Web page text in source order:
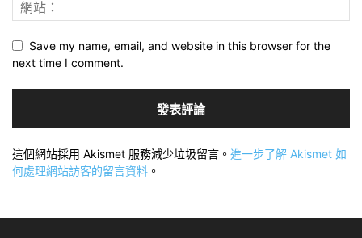
Save my name, email, and website in this browser for the
next time I comment.
這個網站採用 Akismet 服務減少垃圾留言。 進一步了解 Akismet 如
何處理網站訪客的留言資料 。